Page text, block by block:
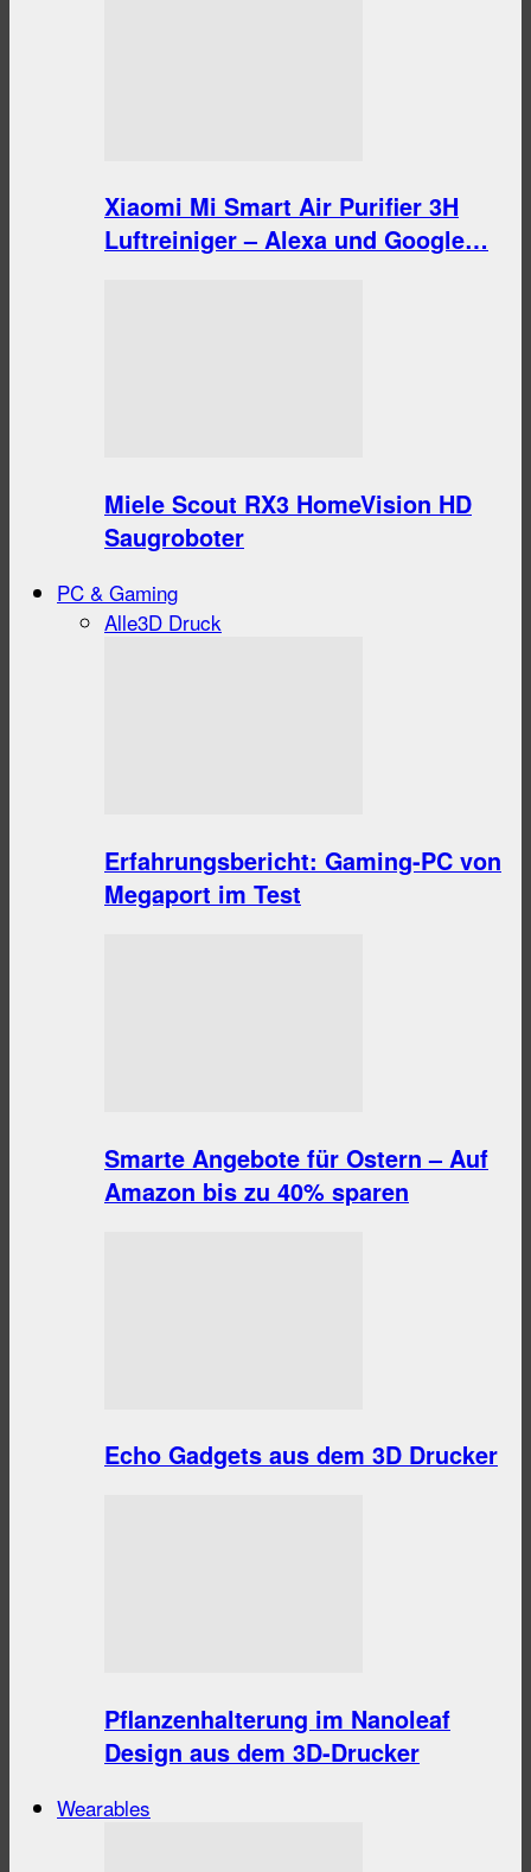
Xiaomi Mi Smart Air Purifier 3H
Luftreiniger – Alexa und Google…
Miele Scout RX3 HomeVision HD
Saugroboter
PC & Gaming
Alle3D Druck
Erfahrungsbericht: Gaming-PC von
Megaport im Test
Smarte Angebote für Ostern – Auf
Amazon bis zu 40% sparen
Echo Gadgets aus dem 3D Drucker
Pflanzenhalterung im Nanoleaf
Design aus dem 3D-Drucker
Wearables